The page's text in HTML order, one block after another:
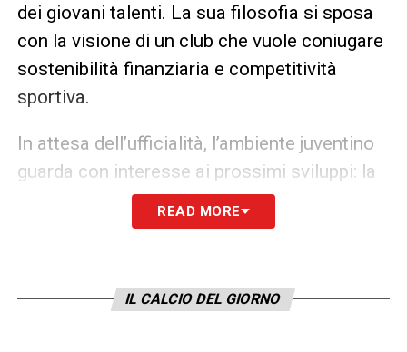
dei giovani talenti. La sua filosofia si sposa
con la visione di un club che vuole coniugare
sostenibilità finanziaria e competitività
sportiva.
In attesa dell’ufficialità, l’ambiente juventino
guarda con interesse ai prossimi sviluppi: la
scelta del nuovo allenatore e del direttore
sportivo saranno i primi banchi di prova per
Juventus verso una nuova era.
READ MORE
IL CALCIO DEL GIORNO